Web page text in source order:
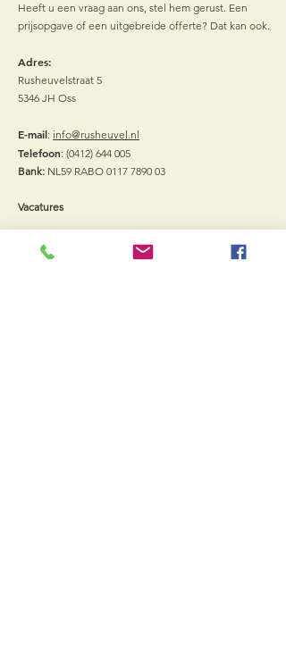
Heeft u een vraag aan ons, stel hem gerust. Een
prijsopgave of een uitgebreide offerte? Dat kan ook.
Adres:
Rusheuvelstraat 5
5346 JH Oss
E-mail: info@rusheuvel.nl
Telefoon: (0412) 644 005
Bank: NL59 RABO 0117 7890 03
Vacatures